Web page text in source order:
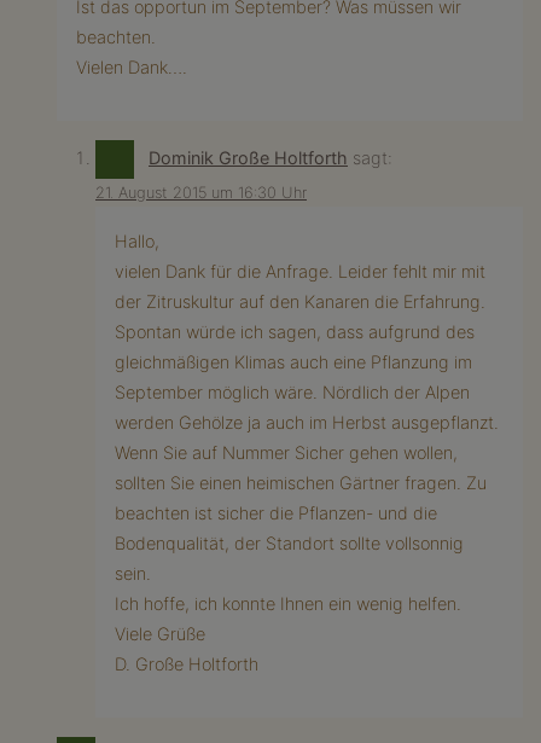
Ist das opportun im September? Was müssen wir
beachten.
Vielen Dank….
Dominik Große Holtforth sagt:
21. August 2015 um 16:30 Uhr
Hallo,
vielen Dank für die Anfrage. Leider fehlt mir mit
der Zitruskultur auf den Kanaren die Erfahrung.
Spontan würde ich sagen, dass aufgrund des
gleichmäßigen Klimas auch eine Pflanzung im
September möglich wäre. Nördlich der Alpen
werden Gehölze ja auch im Herbst ausgepflanzt.
Wenn Sie auf Nummer Sicher gehen wollen,
sollten Sie einen heimischen Gärtner fragen. Zu
beachten ist sicher die Pflanzen- und die
Bodenqualität, der Standort sollte vollsonnig
sein.
Ich hoffe, ich konnte Ihnen ein wenig helfen.
Viele Grüße
D. Große Holtforth